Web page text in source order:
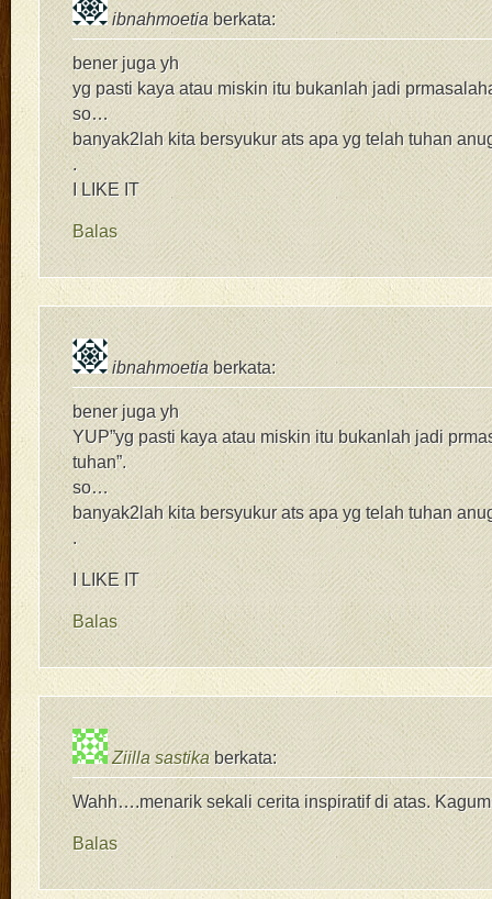
ibnahmoetia berkata:
bener juga yh
yg pasti kaya atau miskin itu bukanlah jadi
so…
banyak2lah kita bersyukur ats apa yg telah tuhan
.
I LIKE IT
Balas
ibnahmoetia berkata:
bener juga yh
YUP”yg pasti kaya atau miskin itu bukanlah jadi
tuhan”.
so…
banyak2lah kita bersyukur ats apa yg telah tuhan
.
I LIKE IT
Balas
Ziilla sastika berkata:
Wahh….menarik sekali cerita inspiratif di atas.
Balas